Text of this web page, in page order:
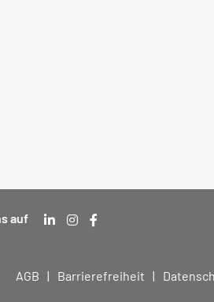
auf
AGB Barrierefreiheit